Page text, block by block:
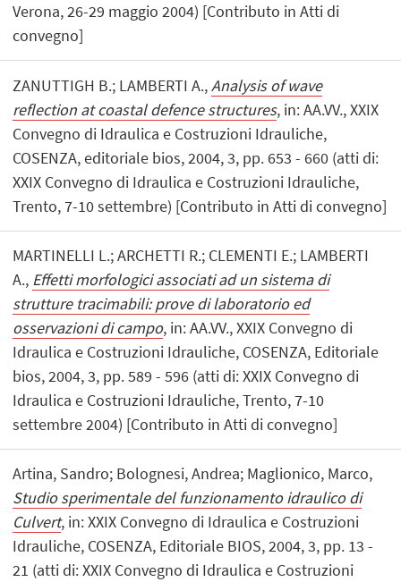
Verona, 26-29 maggio 2004) [Contributo in Atti di
convegno]
ZANUTTIGH B.; LAMBERTI A.,Analysis of wave
reflection at coastal defence structures, in: AA.VV., XXIX
Convegno di Idraulica e Costruzioni Idrauliche,
COSENZA, editoriale bios, 2004, 3, pp. 653 - 660 (atti di:
XXIX Convegno di Idraulica e Costruzioni Idrauliche,
Trento, 7-10 settembre) [Contributo in Atti di convegno]
MARTINELLI L.; ARCHETTI R.; CLEMENTI E.; LAMBERTI
A., Effetti morfologici associati ad un sistema di
strutture tracimabili: prove di laboratorio ed
osservazioni di campo, in: AA.VV., XXIX Convegno di
Idraulica e Costruzioni Idrauliche, COSENZA, Editoriale
bios, 2004, 3, pp. 589 - 596 (atti di: XXIX Convegno di
Idraulica e Costruzioni Idrauliche, Trento, 7-10
settembre 2004) [Contributo in Atti di convegno]
Artina, Sandro; Bolognesi, Andrea; Maglionico, Marco,
Studio sperimentale del funzionamento idraulico di
Culvert, in: XXIX Convegno di Idraulica e Costruzioni
Idrauliche, COSENZA, Editoriale BIOS, 2004, 3, pp. 13 -
21 (atti di: XXIX Convegno di Idraulica e Costruzioni